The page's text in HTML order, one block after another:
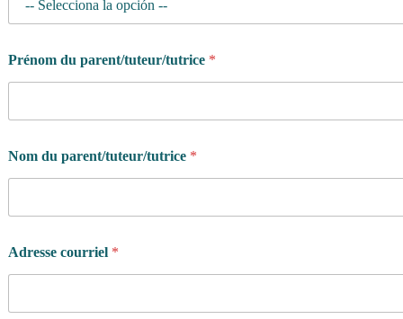
Prénom du parent/tuteur/tutrice *
Nom du parent/tuteur/tutrice *
Adresse courriel *